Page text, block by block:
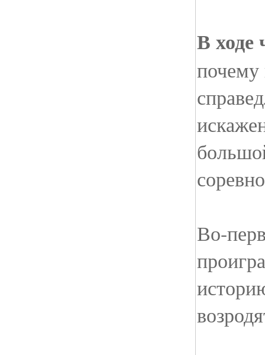
В ходе
почему
Во-